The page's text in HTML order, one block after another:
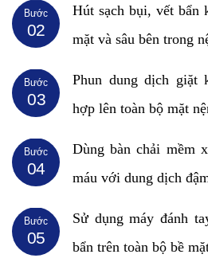
02
Bước
Hút sạch bụi, vết bẩn
mặt và sâu bên trong
03
Bước
Phun dung dịch giặt
hợp lên toàn bộ mặt
04
Bước
Dùng bàn chải mềm
máu với dung dịch
05
Bước
Sử dụng máy đánh
bẩn trên toàn bộ bề